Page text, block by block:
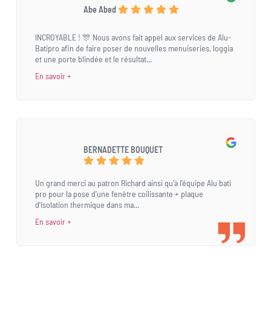
Abe Abed
INCROYABLE ! 🎊 Nous avons fait appel aux services de Alu-
Batipro afin de faire poser de nouvelles menuiseries, loggia
et une porte blindée et le résultat...
En savoir +
BERNADETTE BOUQUET
Un grand merci au patron Richard ainsi qu'à l'équipe Alu bati
pro pour la pose d'une fenêtre coilissante + plaque
d'isolation thermique dans ma...
En savoir +